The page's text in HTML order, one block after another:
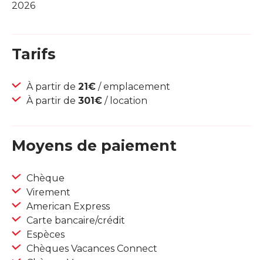
2026
Tarifs
À partir de 21€ / emplacement
À partir de 301€ / location
Moyens de paiement
Chèque
Virement
American Express
Carte bancaire/crédit
Espèces
Chèques Vacances Connect